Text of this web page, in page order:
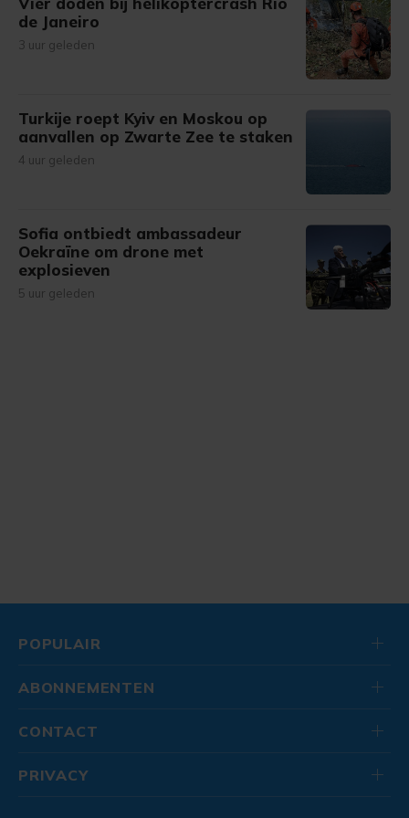
de Janeiro
3 uur geleden
Turkije roept Kyiv en Moskou op
aanvallen op Zwarte Zee te staken
4 uur geleden
Sofia ontbiedt ambassadeur
Oekraïne om drone met
explosieven
5 uur geleden
POPULAIR
ABONNEMENTEN
CONTACT
PRIVACY